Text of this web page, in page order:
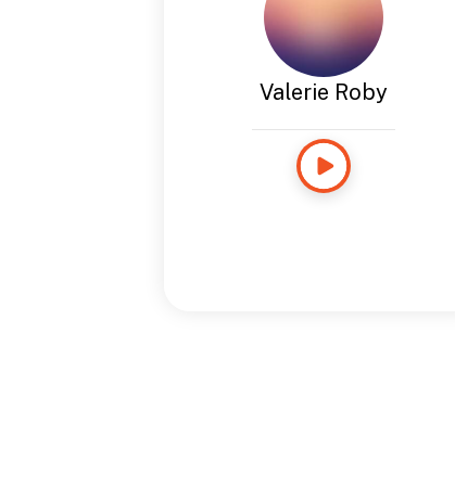
Valerie Roby